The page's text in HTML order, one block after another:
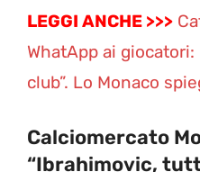
LEGGI ANCHE >>>
WhatApp ai
club”. Lo Monaco
Calciomercato
“Ibrahimovic,